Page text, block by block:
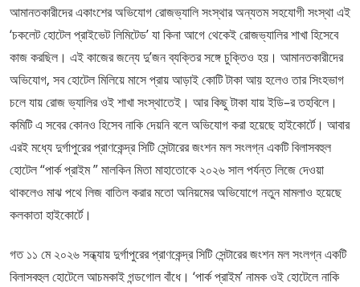
আমানতকারীদের একাংশের অভিযোগ রোজভ্যালি সংস্থার অন্যতম সহযোগী সংস্থা এই
‘চকলেট হোটেল প্রাইভেট লিমিটেড’ যা কিনা আগে থেকেই রোজভ্যালির শাখা হিসেবে
কাজ করছিল। এই কাজের জন্যে দু’জন ব্যক্তির সঙ্গে চুক্তিও হয়। আমানতকারীদের
অভিযোগ, সব হোটেল মিলিয়ে মাসে প্রায় আড়াই কোটি টাকা আয় হলেও তার সিংহভাগ
চলে যায় রোজ ভ্যালির ওই শাখা সংস্থাতেই। আর কিছু টাকা যায় ইডি–র তহবিলে।
কমিটি এ সবের কোনও হিসেব নাকি দেয়নি বলে অভিযোগ করা হয়েছে হাইকোর্টে। আবার
এরই মধ্যে দুর্গাপুরের প্রাণকেন্দ্র সিটি সেন্টারের জংশন মল সংলগ্ন একটি বিলাসবহুল
হোটেল “পার্ক প্রাইম ” মালকিন মিতা মাহাতোকে ২০২৬ সাল পর্যন্ত লিজে দেওয়া
থাকলেও মাঝ পথে লিজ বাতিল করার মতো অনিয়মের অভিযোগে নতুন মামলাও হয়েছে
কলকাতা হাইকোর্টে।
গত ১১ মে ২০২৬ সন্ধ্যায় দুর্গাপুরের প্রাণকেন্দ্র সিটি সেন্টারের জংশন মল সংলগ্ন একটি
বিলাসবহুল হোটেলে আচমকাই গন্ডগোল বাঁধে। ‘পার্ক প্রাইম’ নামক ওই হোটেলে নাকি